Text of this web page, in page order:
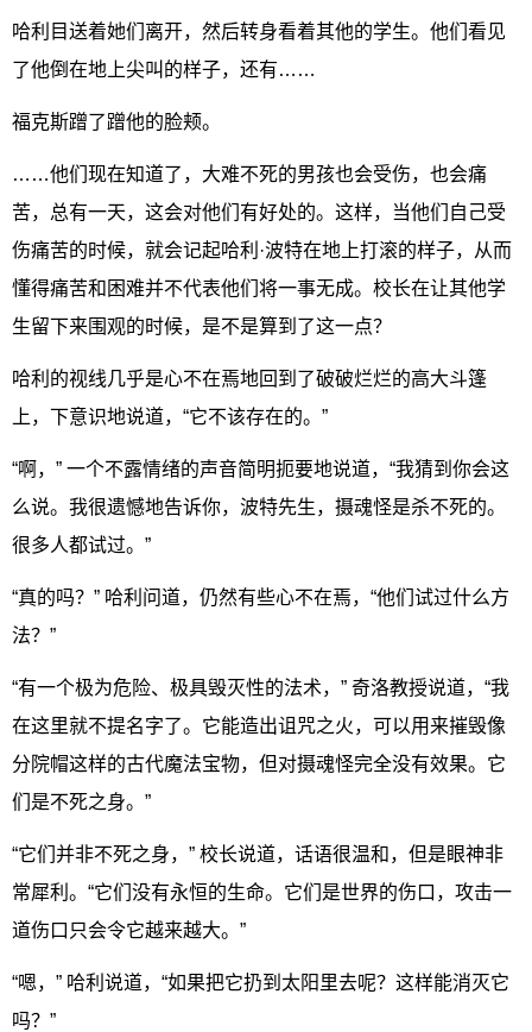
哈利目送着她们离开，然后转身看着其他的学生。他们看见
了他倒在地上尖叫的样子，还有……
福克斯蹭了蹭他的脸颊。
……他们现在知道了，大难不死的男孩也会受伤，也会痛
苦，总有一天，这会对他们有好处的。这样，当他们自己受
伤痛苦的时候，就会记起哈利·波特在地上打滚的样子，从而
懂得痛苦和困难并不代表他们将一事无成。校长在让其他学
生留下来围观的时候，是不是算到了这一点？
哈利的视线几乎是心不在焉地回到了破破烂烂的高大斗篷
上，下意识地说道，“它不该存在的。”
“啊，” 一个不露情绪的声音简明扼要地说道，“我猜到你会这
么说。我很遗憾地告诉你，波特先生，摄魂怪是杀不死的。
很多人都试过。”
“真的吗？” 哈利问道，仍然有些心不在焉，“他们试过什么方
法？”
“有一个极为危险、极具毁灭性的法术，” 奇洛教授说道，“我
在这里就不提名字了。它能造出诅咒之火，可以用来摧毁像
分院帽这样的古代魔法宝物，但对摄魂怪完全没有效果。它
们是不死之身。”
“它们并非不死之身，” 校长说道，话语很温和，但是眼神非
常犀利。“它们没有永恒的生命。它们是世界的伤口，攻击一
道伤口只会令它越来越大。”
“嗯，” 哈利说道，“如果把它扔到太阳里去呢？这样能消灭它
吗？”